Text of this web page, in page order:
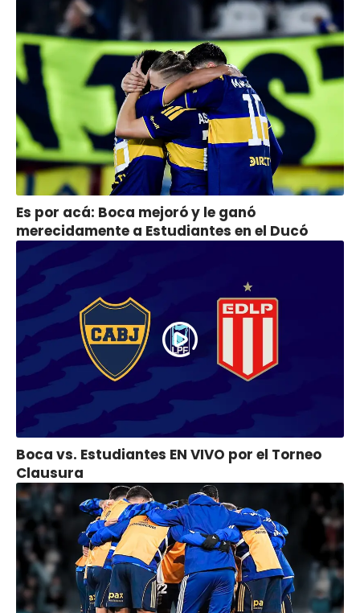
Es por acá: Boca mejoró y le ganó
merecidamente a Estudiantes en el Ducó
Boca vs. Estudiantes EN VIVO por el Torneo
Clausura